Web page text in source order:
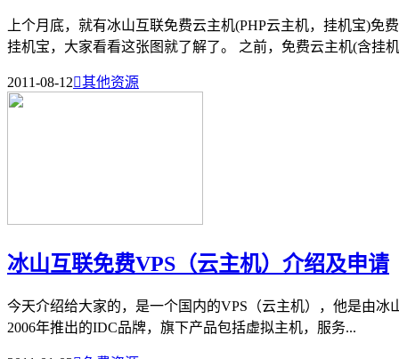
上个月底，就有冰山互联免费云主机(PHP云主机，挂机宝)
挂机宝，大家看看这张图就了解了。 之前，免费云主机(含挂
2011-08-12其他资源
冰山互联免费VPS（云主机）介绍及申请
今天介绍给大家的，是一个国内的VPS（云主机），他是由
2006年推出的IDC品牌，旗下产品包括虚拟主机，服务...